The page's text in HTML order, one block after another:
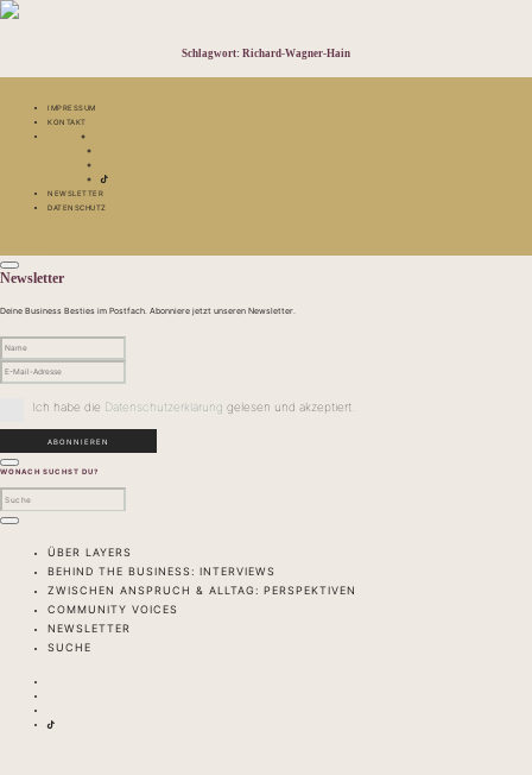
Schlagwort: Richard-Wagner-Hain
IMPRESSUM
KONTAKT
NEWSLETTER
DATENSCHUTZ
Newsletter
Deine Business Besties im Postfach. Abonniere jetzt unseren Newsletter.
Ich habe die Datenschutzerklärung gelesen und akzeptiert.
WONACH SUCHST DU?
ÜBER LAYERS
BEHIND THE BUSINESS: INTERVIEWS
ZWISCHEN ANSPRUCH & ALLTAG: PERSPEKTIVEN
COMMUNITY VOICES
NEWSLETTER
SUCHE